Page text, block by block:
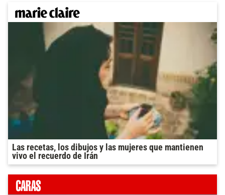
Las recetas, los dibujos y las mujeres que mantienen
vivo el recuerdo de Irán